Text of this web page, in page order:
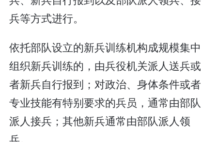
兵等方式进行。
依托部队设立的新兵训练机构成规模集中
组织新兵训练的，由兵役机关派人送兵或
者新兵自行报到；对政治、身体条件或者
专业技能有特别要求的兵员，通常由部队
派人接兵；其他新兵通常由部队派人领
兵。